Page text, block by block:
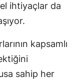
ihtiyaçlar da
kapsamlı
sahip her